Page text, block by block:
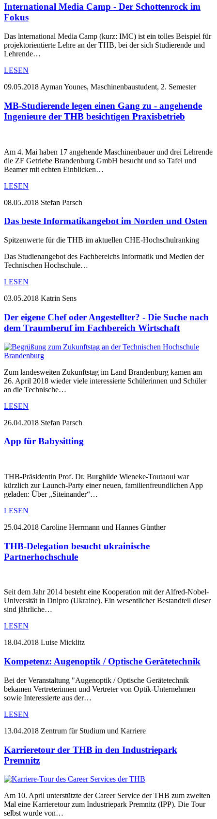
International Media Camp - Der Schottenrock im
Fokus
Das lnternational Media Camp (kurz: IMC) ist ein tolles Beispiel für
projektorientierte Lehre an der THB, bei der sich Studierende und
Lehrende…
LESEN
09.05.2018 Ayman Younes, Maschinenbaustudent, 2. Semester
MB-Studierende legen einen Gang zu - angehende
Ingenieure der THB besichtigen Praxisbetrieb
Am 4. Mai haben 17 angehende Maschinenbauer und drei Lehrende
die ZF Getriebe Brandenburg GmbH besucht und so Tafel und
Beamer mit echten Einblicken…
LESEN
08.05.2018 Stefan Parsch
Das beste Informatikangebot im Norden und Osten
Spitzenwerte für die THB im aktuellen CHE-Hochschulranking
Das Studienangebot des Fachbereichs Informatik und Medien der
Technischen Hochschule…
LESEN
03.05.2018 Katrin Sens
Der eigene Chef oder Angestellter? - Die Suche nach
dem Traumberuf im Fachbereich Wirtschaft
Zum landesweiten Zukunftstag im Land Brandenburg kamen am
26. April 2018 wieder viele interessierte Schülerinnen und Schüler
an die Technische…
LESEN
26.04.2018 Stefan Parsch
App für Babysitting
THB-Präsidentin Prof. Dr. Burghilde Wieneke-Toutaoui war
kürzlich zur Launch-Party einer neuen, familienfreundlichen App
geladen: Über „Siteinander“…
LESEN
25.04.2018 Caroline Herrmann und Hannes Günther
THB-Delegation besucht ukrainische
Partnerhochschule
Seit dem Jahr 2014 besteht eine Kooperation mit der Alfred-Nobel-
Universität in Dnipro (Ukraine). Ein wesentlicher Bestandteil dieser
sind jährliche…
LESEN
18.04.2018 Luise Micklitz
Kompetenz: Augenoptik / Optische Gerätetechnik
Bei der Veranstaltung "Augenoptik / Optische Gerätetechnik
bekamen Vertreterinnen und Vertreter von Optik-Unternehmen
sowie Interessierte aus der…
LESEN
13.04.2018 Zentrum für Studium und Karriere
Karrieretour der THB in den Industriepark
Premnitz
Am 10. April unterstützte der Career Service der THB zum zweiten
Mal eine Karrieretour zum Industriepark Premnitz (IPP). Die Tour
selbst wurde von…